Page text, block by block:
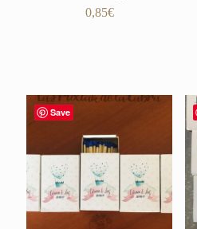
0,85€
Save